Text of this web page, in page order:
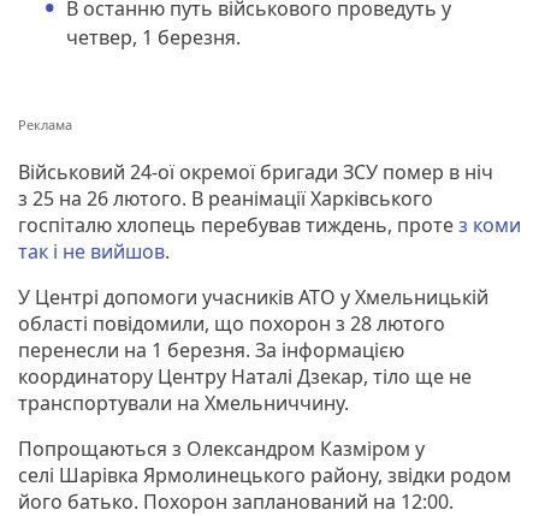
В останню путь військового проведуть у
четвер, 1 березня.
Військовий 24-ої окремої бригади ЗСУ помер в ніч
з 25 на 26 лютого. В реанімації Харківського
госпіталю хлопець перебував тиждень, протез коми
так і не вийшов.
У Центрі допомоги учасників АТО у Хмельницькій
області повідомили, що похорон з 28 лютого
перенесли на 1 березня. За інформацією
координатору Центру Наталі Дзекар, тіло ще не
транспортували на Хмельниччину.
Попрощаються з Олександром Казміром у
селі Шарівка Ярмолинецького району, звідки родом
його батько. Похорон запланований на 12:00.